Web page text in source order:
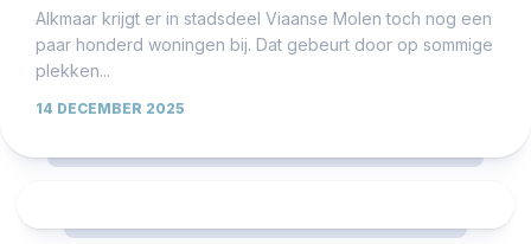
Alkmaar krijgt er in stadsdeel Viaanse Molen toch nog een
paar honderd woningen bij. Dat gebeurt door op sommige
plekken...
14 DECEMBER 2025